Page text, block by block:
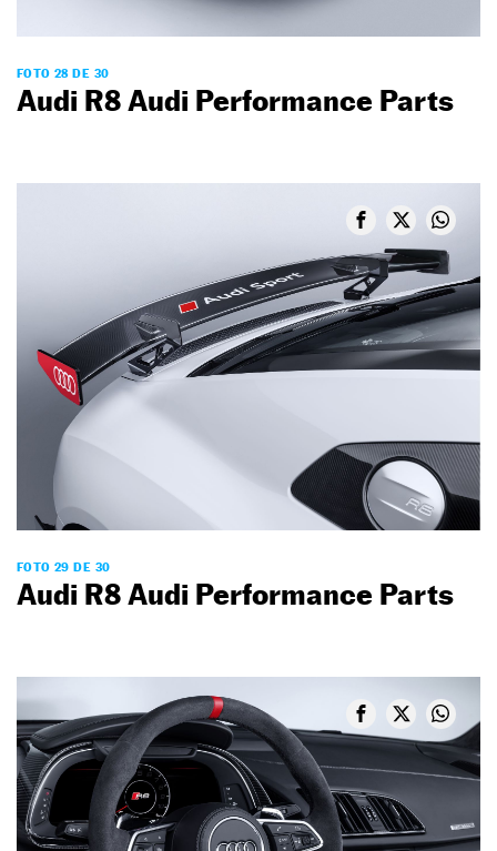
FOTO 28 DE 30
Audi R8 Audi Performance Parts
FOTO 29 DE 30
Audi R8 Audi Performance Parts